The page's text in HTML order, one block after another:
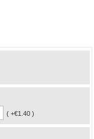
( +€1.40 )